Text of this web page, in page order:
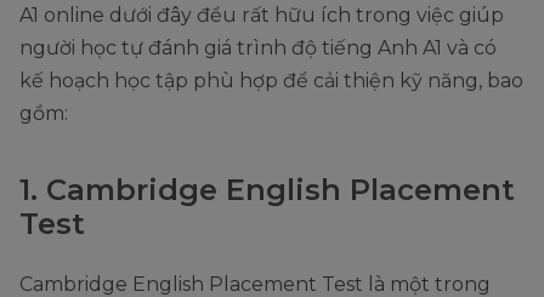
A1 online dưới đây đều rất hữu ích trong việc giúp
người học tự đánh giá trình độ tiếng Anh A1 và có
kế hoạch học tập phù hợp để cải thiện kỹ năng, bao
gồm:
1. Cambridge English Placement
Test
Cambridge English Placement Test là một trong